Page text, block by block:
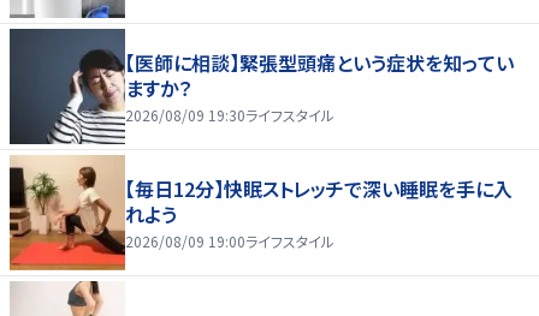
【医師に相談】緊張型頭痛という症状を知ってい
ますか？
2026/08/09 19:30ライフスタイル
【毎日12分】快眠ストレッチで深い睡眠を手に入
れよう
2026/08/09 19:00ライフスタイル